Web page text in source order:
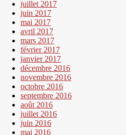
juillet 2017
juin 2017
mai 2017
avril 2017
mars 2017
février 2017
janvier 2017
décembre 2016
novembre 2016
octobre 2016
septembre 2016
août 2016
juillet 2016
juin 2016
mai 2016